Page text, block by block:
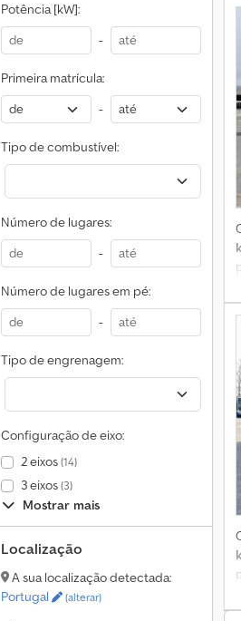
Potência [kW]:
-
Primeira matrícula:
-
Tipo de combustível:
Número de lugares:
-
Número de lugares em pé:
-
Tipo de engrenagem:
Configuração de eixo:
2 eixos(14)
3 eixos(3)
Mostrar mais
Localização
A sua localização detectada:
Portugal
(alterar)